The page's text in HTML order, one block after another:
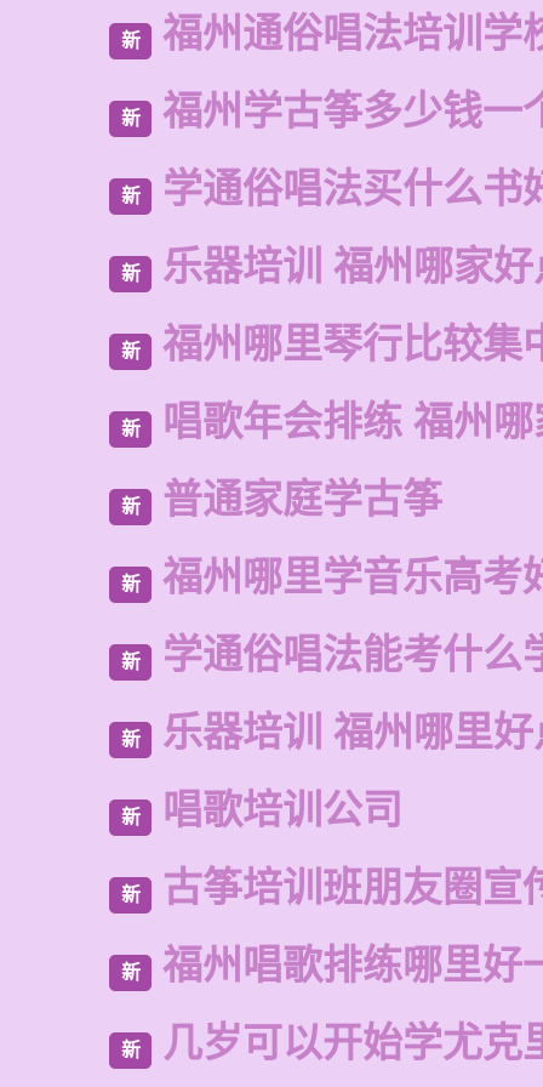
新 福州通俗唱法培训学
新 福州学古筝多少钱一
新 学通俗唱法买什么书
新 乐器培训 福州哪家
新 福州哪里琴行比较集
新 唱歌年会排练 福州
新 普通家庭学古筝
新 福州哪里学音乐高考
新 学通俗唱法能考什么
新 乐器培训 福州哪里
新 唱歌培训公司
新 古筝培训班朋友圈宣
新 福州唱歌排练哪里好
新 几岁可以开始学尤克